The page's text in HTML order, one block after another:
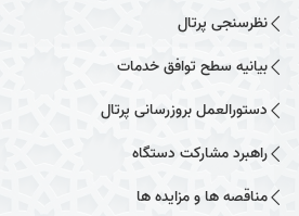
نظرسنجی پرتال
بیانیه سطح توافق خدمات
دستورالعمل بروزرسانی پرتال
راهبرد مشارکت دستگاه
مناقصه ها و مزایده ها